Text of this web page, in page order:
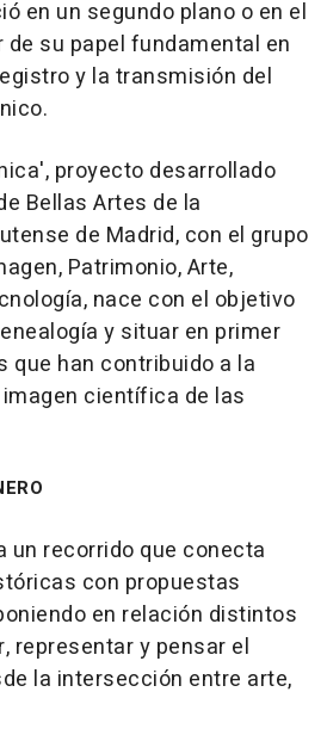
en un segundo plano o en el
de su papel fundamental en
y la transmisión del
proyecto desarrollado
Bellas Artes de la
de Madrid, con el grupo
Patrimonio, Arte,
nace con el objetivo
y situar en primer
que han contribuido a la
científica de las
un recorrido que conecta
con propuestas
en relación distintos
representar y pensar el
la intersección entre arte,